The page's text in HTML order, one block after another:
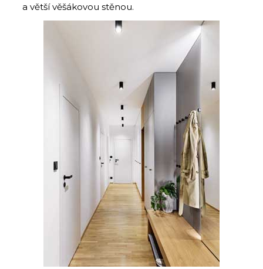
a větší věšákovou stěnou.